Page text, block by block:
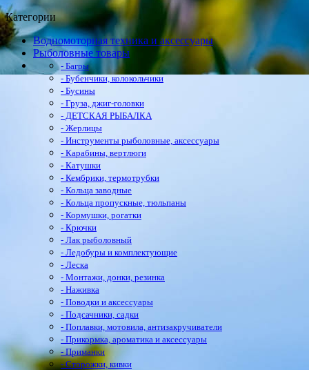
Категории
Водномоторная техника и аксессуары
Рыболовные товары
- Багры
- Бубенчики, колокольчики
- Бусины
- Груза, джиг-головки
- ДЕТСКАЯ РЫБАЛКА
- Жерлицы
- Инструменты рыболовные, аксессуары
- Карабины, вертлюги
- Катушки
- Кембрики, термотрубки
- Кольца заводные
- Кольца пропускные, тюльпаны
- Кормушки, рогатки
- Крючки
- Лак рыболовный
- Ледобуры и комплектующие
- Леска
- Монтажи, донки, резинка
- Наживка
- Поводки и аксессуары
- Подсачники, садки
- Поплавки, мотовила, антизакручиватели
- Прикормка, ароматика и аксессуары
- Приманки
- Сторожки, кивки